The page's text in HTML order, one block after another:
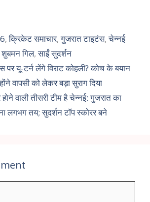
,क्रिकेट समाचार,गुजरात टाइटंस,चेन्नई
शुबमन गिल,साईं सुदर्शन
पर यू-टर्न लेंगे विराट कोहली? कोच के बयान
वापसी को लेकर बड़ा सुराग दिया
वाली तीसरी टीम है चेन्नई: गुजरात का
लगभग तय; सुदर्शन टॉप स्कोरर बने